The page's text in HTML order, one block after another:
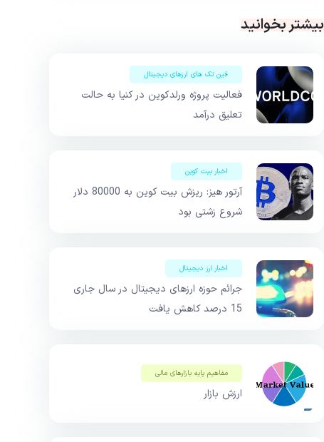
بیشتر بخوانید
فین تک های ارزهای دیجیتال
فعالیت پروژه ورلدکوین در کنیا به حالت
تعلیق درآمد
اخبار بیت کوین
آرتور هیز: ریزش بیت کوین به 80000 دلار
شروع زشتی بود
اخبار ارز دیجیتال
جرائم حوزه ارزهای دیجیتال در سال جاری
15 درصد کاهش یافت
مفاهیم پایه بازار‌های مالی
ارزش بازار